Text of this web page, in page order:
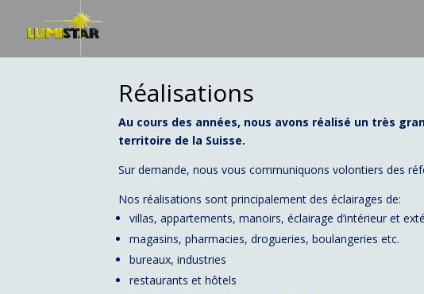
Réalisations
Au cours des années, nous avons réalisé un très
territoire de la Suisse.
Sur demande, nous vous communiquons volontiers des
Nos réalisations sont principalement des éclairages de:
villas, appartements, manoirs, éclairage d’intérieur et
magasins, pharmacies, drogueries, boulangeries etc.
bureaux, industries
restaurants et hôtels